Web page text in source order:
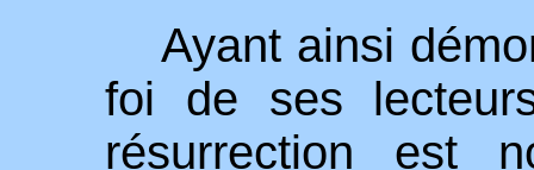
Ayant ainsi
foi de ses
résurrection est